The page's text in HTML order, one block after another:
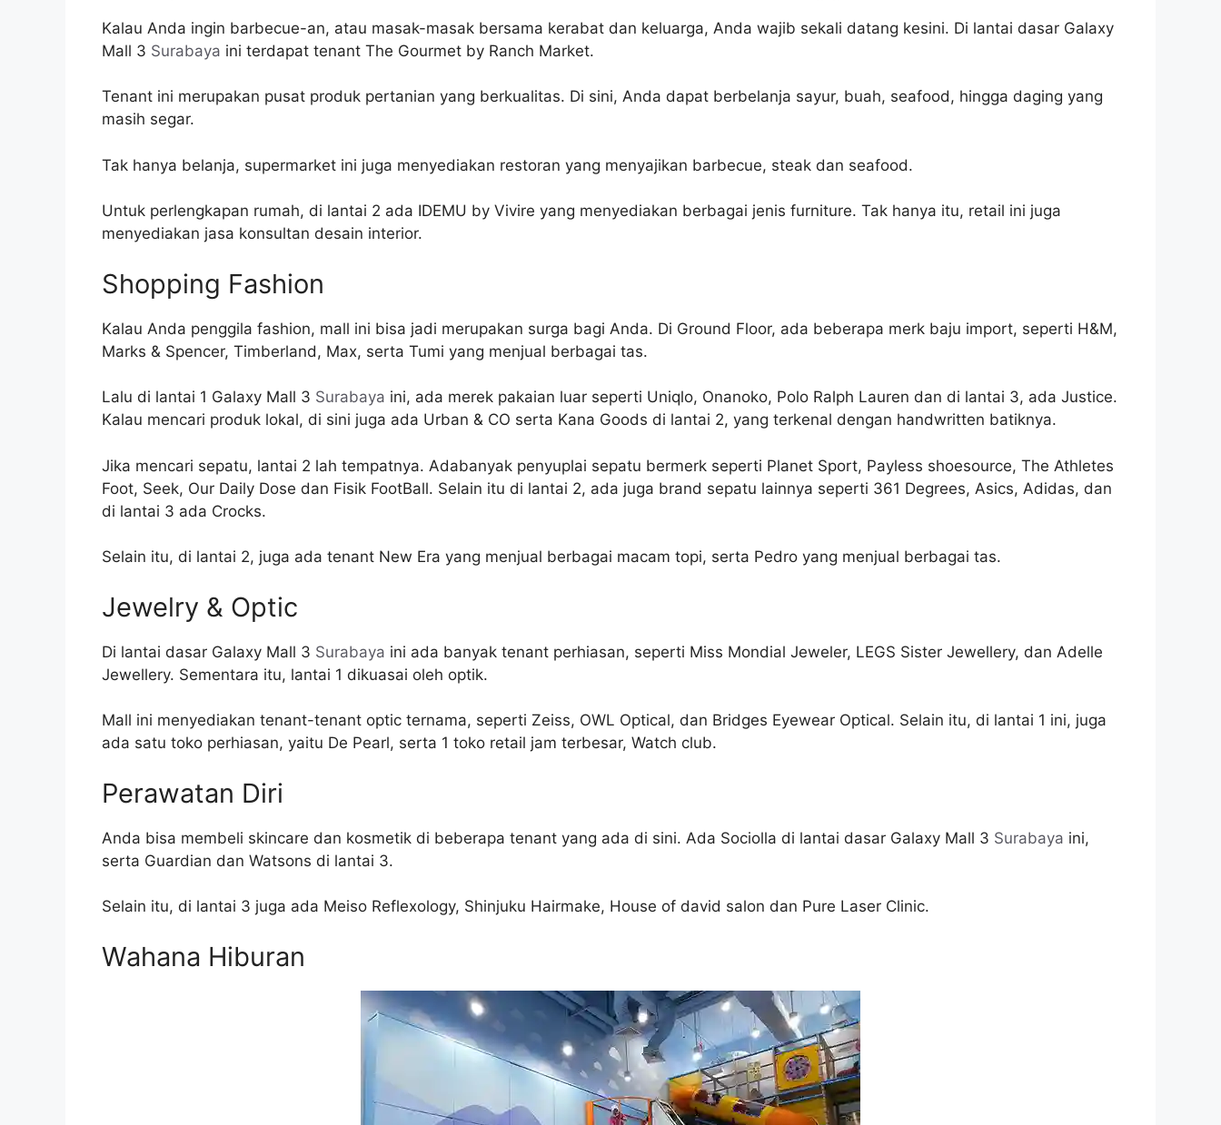
Kalau Anda ingin barbecue-an, atau masak-masak bersama kerabat dan keluarga, Anda wajib sekali datang kesini. Di lantai dasar Galaxy
Mall 3 Surabaya ini terdapat tenant The Gourmet by Ranch Market.
Tenant ini merupakan pusat produk pertanian yang berkualitas. Di sini, Anda dapat berbelanja sayur, buah, seafood, hingga daging yang
masih segar.
Tak hanya belanja, supermarket ini juga menyediakan restoran yang menyajikan barbecue, steak dan seafood.
Untuk perlengkapan rumah, di lantai 2 ada IDEMU by Vivire yang menyediakan berbagai jenis furniture. Tak hanya itu, retail ini juga
menyediakan jasa konsultan desain interior.
Shopping Fashion
Kalau Anda penggila fashion, mall ini bisa jadi merupakan surga bagi Anda. Di Ground Floor, ada beberapa merk baju import, seperti H&M,
Marks & Spencer, Timberland, Max, serta Tumi yang menjual berbagai tas.
Lalu di lantai 1 Galaxy Mall 3 Surabaya ini, ada merek pakaian luar seperti Uniqlo, Onanoko, Polo Ralph Lauren dan di lantai 3, ada Justice.
Kalau mencari produk lokal, di sini juga ada Urban & CO serta Kana Goods di lantai 2, yang terkenal dengan handwritten batiknya.
Jika mencari sepatu, lantai 2 lah tempatnya. Adabanyak penyuplai sepatu bermerk seperti Planet Sport, Payless shoesource, The Athletes
Foot, Seek, Our Daily Dose dan Fisik FootBall. Selain itu di lantai 2, ada juga brand sepatu lainnya seperti 361 Degrees, Asics, Adidas, dan
di lantai 3 ada Crocks.
Selain itu, di lantai 2, juga ada tenant New Era yang menjual berbagai macam topi, serta Pedro yang menjual berbagai tas.
Jewelry & Optic
Di lantai dasar Galaxy Mall 3 Surabaya ini ada banyak tenant perhiasan, seperti Miss Mondial Jeweler, LEGS Sister Jewellery, dan Adelle
Jewellery. Sementara itu, lantai 1 dikuasai oleh optik.
Mall ini menyediakan tenant-tenant optic ternama, seperti Zeiss, OWL Optical, dan Bridges Eyewear Optical. Selain itu, di lantai 1 ini, juga
ada satu toko perhiasan, yaitu De Pearl, serta 1 toko retail jam terbesar, Watch club.
Perawatan Diri
Anda bisa membeli skincare dan kosmetik di beberapa tenant yang ada di sini. Ada Sociolla di lantai dasar Galaxy Mall 3 Surabaya ini,
serta Guardian dan Watsons di lantai 3.
Selain itu, di lantai 3 juga ada Meiso Reflexology, Shinjuku Hairmake, House of david salon dan Pure Laser Clinic.
Wahana Hiburan